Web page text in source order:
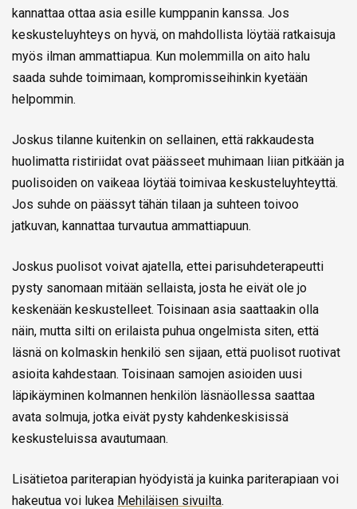
kannattaa ottaa asia esille kumppanin kanssa. Jos
keskusteluyhteys on hyvä, on mahdollista löytää ratkaisuja
myös ilman ammattiapua. Kun molemmilla on aito halu
saada suhde toimimaan, kompromisseihinkin kyetään
helpommin.
Joskus tilanne kuitenkin on sellainen, että rakkaudesta
huolimatta ristiriidat ovat päässeet muhimaan liian pitkään ja
puolisoiden on vaikeaa löytää toimivaa keskusteluyhteyttä.
Jos suhde on päässyt tähän tilaan ja suhteen toivoo
jatkuvan, kannattaa turvautua ammattiapuun.
Joskus puolisot voivat ajatella, ettei parisuhdeterapeutti
pysty sanomaan mitään sellaista, josta he eivät ole jo
keskenään keskustelleet. Toisinaan asia saattaakin olla
näin, mutta silti on erilaista puhua ongelmista siten, että
läsnä on kolmaskin henkilö sen sijaan, että puolisot ruotivat
asioita kahdestaan. Toisinaan samojen asioiden uusi
läpikäyminen kolmannen henkilön läsnäollessa saattaa
avata solmuja, jotka eivät pysty kahdenkeskisissä
keskusteluissa avautumaan.
Lisätietoa pariterapian hyödyistä ja kuinka pariterapiaan voi
hakeutua voi lukea Mehiläisen sivuilta.